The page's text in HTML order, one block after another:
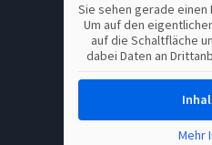
Sie sehen gerade
Um auf den
auf die Schaltfläche
dabei Daten an
Mehr